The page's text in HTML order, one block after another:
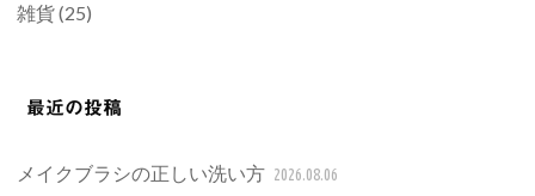
雑貨(25)
最近の投稿
メイクブラシの正しい洗い方 2026.08.06